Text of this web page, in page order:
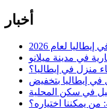
أخبار
لعام 2026
في مدينة ميلانو
منزل في إيطاليا؟
إيطاليا بتخفيض
في سكن المحلية
يمكننا اختياره؟